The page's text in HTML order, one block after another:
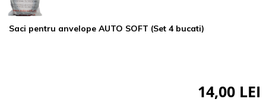
Saci pentru anvelope AUTO SOFT (Set 4 bucati)
14,00 LEI